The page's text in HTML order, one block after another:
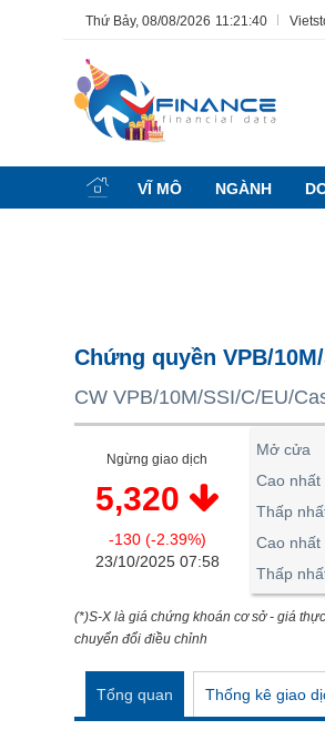
Thứ Bảy, 08/08/2026 11:21:41
VĨ MÔ NGÀNH
Chứng quyền VPB/
CW VPB/10M/SSI/C/EU/
Ngừng giao dịch
5,320
-130 (-2.39%)
23/10/2025 07:58
Mở cửa
Cao nhất
Thấp
Cao nhất
Thấp
(*)S-X là giá chứng khoán cơ sở - giá
chuyển đổi điều chỉnh
Tổng quan Thống kê giao
Tính năng Ngành Mã
BẤT ĐỘNG SẢN
TÀI CHÍNH
KINH TẾ
THẾ GIỚI
ĐÔNG DƯƠNG
PHÂN TÍCH
VS-SECTOR